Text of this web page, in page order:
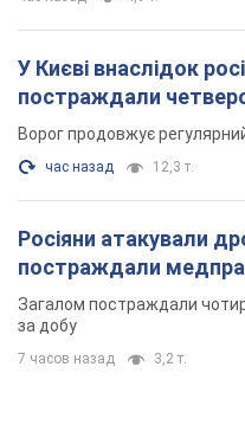
У Києві внаслідок
постраждали
Ворог продовжує
час назад 12,3 т.
Росіяни атакували
постраждали
Загалом постраждали
за добу
7 часов назад 3,2 т.